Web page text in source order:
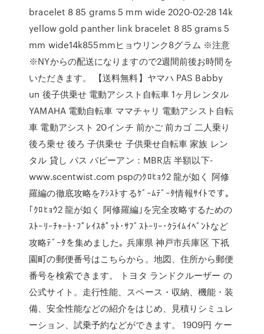
bracelet 8 85 grams 5 mm wide 2020-02-28 14k
yellow gold panther link bracelet 8 85 grams 5
mm wide14k855mmヒョウリンク8グラム ※注意
※NYからの配送になりますので2週間前後お時間を
いただきます。 【送料無料】ヤマハ PAS Babby
un 後子供乗せ 電動アシスト自転車 1ヶ月レンタル
YAMAHA 電動自転車 ママチャリ 電動アシスト自転
車 電動アシスト 20インチ 前かご 前カゴ 二人乗り
後ろ乗せ 後ろ 子供乗せ 子供乗せ自転車 家族 レン
タル 貸し パス バビーアン：MBR店 半額以下-
www.scentwist.com pspのｸﾛﾋｮｳ2 龍が如く 阿修
羅編の徹底攻略をｱｼｽﾄするｹﾞｰﾑﾃﾞｰﾀ情報ｻｲﾄです｡
｢ｸﾛﾋｮｳ2 龍が如く 阿修羅編｣を完全攻略するための
ｽﾄｰﾘｰﾁｬｰﾄ･ﾌﾟﾚｲｽﾎﾟｯﾄ･ｻﾌﾞｽﾄｰﾘｰ･ｸﾗｲﾑｲﾍﾞﾝﾄなど
攻略ﾃﾞｰﾀを集めました｡ 兵庫県 神戸市兵庫区 下祇
園町の郵便番号はこちらから。地図、住所から郵便
番号を検索できます。 トヨタ ランドクルーザー の
公式サイト。走行性能、スペース・収納、機能・装
備、安全性能などの紹介をはじめ、見積りシミュレ
ーション、試乗予約などができます。 1909円 ケー